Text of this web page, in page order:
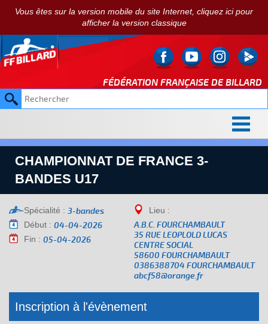
Vous êtes sur la version mobile du site Internet, cliquez ici pour
afficher la version classique
FÉDÉRATION FRANÇAISE DE BILLARD
CHAMPIONNAT DE FRANCE 3-
BANDES U17
Spécialité : 3-bandes
Début : 04-04-2026
Fin : 05-04-2026
Lieu :
A.B.C. FOURCHAMBAULT
35 RUE LEOPLOLD LUCAS
CENTRE SOCIAL
58600 FOURCHAMBAULT
0386388704 FOURCHAMBAULT
abcf58@orange.fr
Inscription à l'évènement